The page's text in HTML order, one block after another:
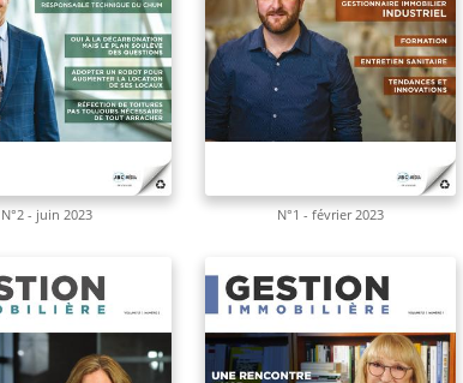
N°2 - juin 2023 N°1 - février 2023